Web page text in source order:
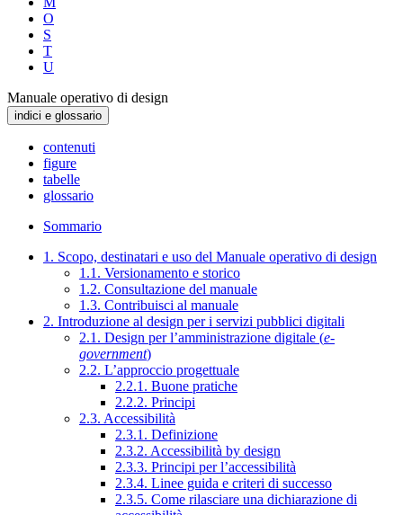
O
S
T
U
Manuale operativo di design
indici e glossario
contenuti
figure
tabelle
glossario
Sommario
1. Scopo, destinatari e uso del Manuale operativo di design
1.1. Versionamento e storico
1.2. Consultazione del manuale
1.3. Contribuisci al manuale
2. Introduzione al design per i servizi pubblici digitali
2.1. Design per l’amministrazione digitale (e-
government)
2.2. L’approccio progettuale
2.2.1. Buone pratiche
2.2.2. Principi
2.3. Accessibilità
2.3.1. Definizione
2.3.2. Accessibilità by design
2.3.3. Principi per l’accessibilità
2.3.4. Linee guida e criteri di successo
2.3.5. Come rilasciare una dichiarazione di